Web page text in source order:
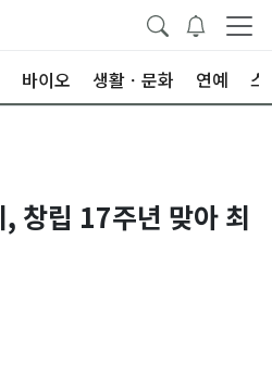
바이오 생활ㆍ문화 연예 스
창립 17주년 맞아 최